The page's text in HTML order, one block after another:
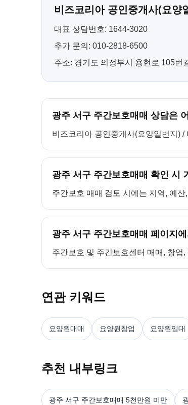
비즈코리아 공인중개사(요양
대표 상담번호: 1644-3020
추가 문의: 010-2818-6500
주소: 경기도 의정부시 용현로 105번
광주 서구 주간보호매매 상담은
비즈코리아 공인중개사(요양일번지)
광주 서구 주간보호매매 확인 시
주간보호 매매 검토 시에는 지역, 예
광주 서구 주간보호매매 페이지
주간보호 및 주간보호센터 매매, 창업
연관 키워드
요양원매매 요양원창업 요양원임대
추천 내부링크
광주 서구 주간보호매매 5천만원 미만